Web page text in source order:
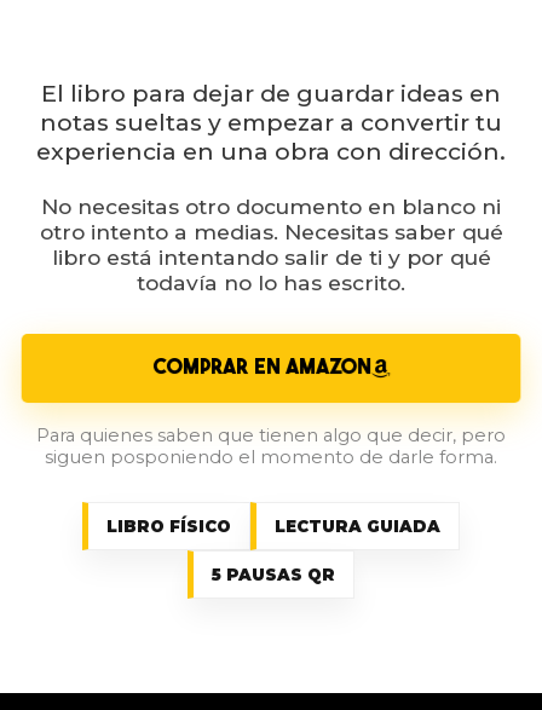
El libro para dejar de guardar ideas en
notas sueltas y empezar a convertir tu
experiencia en una obra con dirección.
No necesitas otro documento en blanco ni
otro intento a medias. Necesitas saber qué
libro está intentando salir de ti y por qué
todavía no lo has escrito.
COMPRAR EN AMAZON
Para quienes saben que tienen algo que decir, pero
siguen posponiendo el momento de darle forma.
LIBRO FÍSICO LECTURA GUIADA
5 PAUSAS QR